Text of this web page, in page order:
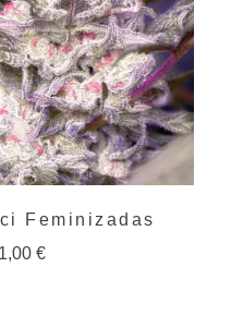
Feminizadas
€